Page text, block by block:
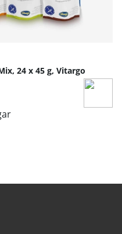
24 x 45 g, Vitargo